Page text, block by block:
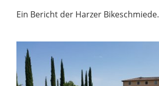
Ein Bericht der Harzer Bikeschmiede.